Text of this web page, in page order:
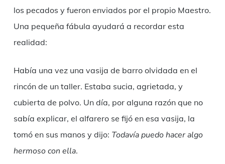
los pecados y fueron enviados por el propio Maestro.
Una pequeña fábula ayudará a recordar esta
realidad:
Había una vez una vasija de barro olvidada en el
rincón de un taller. Estaba sucia, agrietada, y
cubierta de polvo. Un día, por alguna razón que no
sabía explicar, el alfarero se fijó en esa vasija, la
tomó en sus manos y dijo: Todavía puedo hacer algo
hermoso con ella.